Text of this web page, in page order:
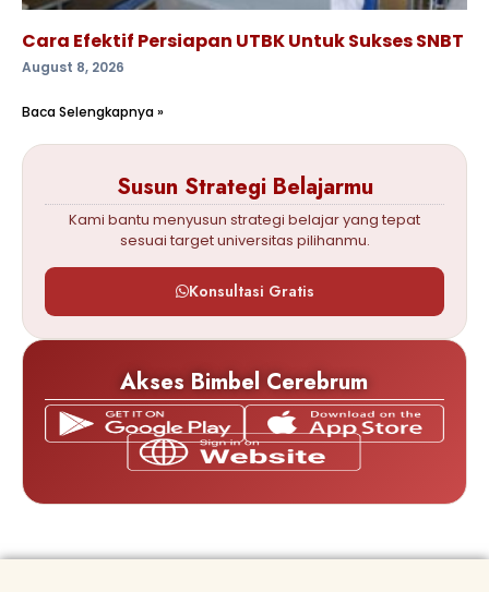
Cara Efektif Persiapan UTBK Untuk Sukses SNBT
August 8, 2026
Baca Selengkapnya »
Susun Strategi Belajarmu
Kami bantu menyusun strategi belajar yang tepat
sesuai target universitas pilihanmu.
Konsultasi Gratis
Akses Bimbel Cerebrum